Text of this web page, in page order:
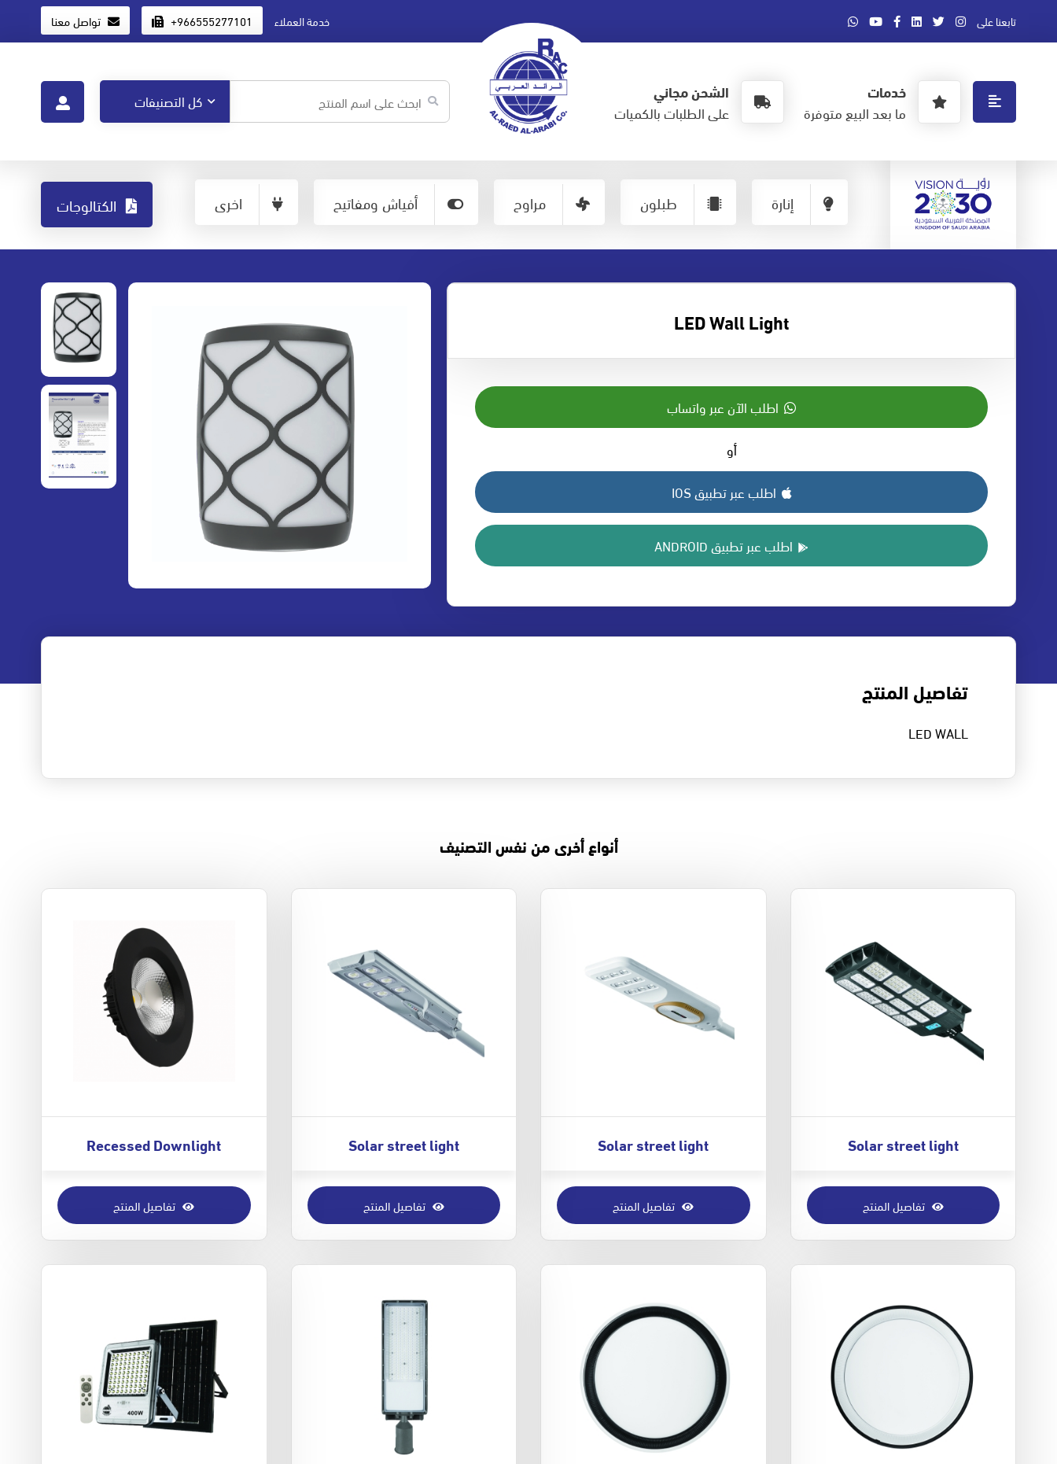
تابعنا على خدمة العملاء +966555277101 تواصل معنا
خدمات
ما بعد البيع متوفرة
الشحن مجاني
على الطلبات بالكميات
إنارة طبلون مراوح أفياش ومفاتيح اخرى الكتالوجات
LED Wall Light
اطلب الآن عبر واتساب
أو
اطلب عبر تطبيق IOS
اطلب عبر تطبيق ANDROID
تفاصيل المنتج
LED WALL
أنواع أخرى من نفس التصنيف
Solar street light
تفاصيل المنتج
Solar street light
تفاصيل المنتج
Solar street light
تفاصيل المنتج
Recessed Downlight
تفاصيل المنتج